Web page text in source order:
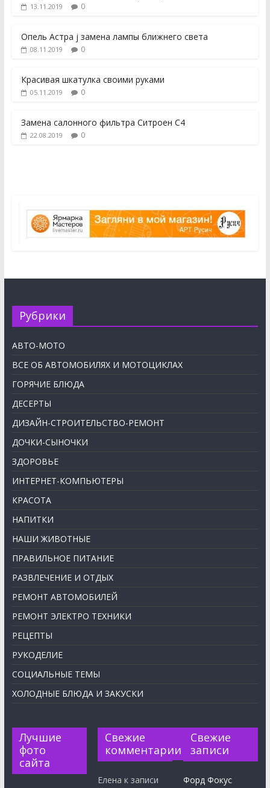
13.11.2019 0
Опель Астра j замена лампы ближнего света
08.11.2019 0
Красивая шкатулка своими руками
05.11.2019 0
Замена салонного фильтра Ситроен С4
22.08.2019 0
Рубрики
АВТО-МОТО
ВСЕ ОБ АВТОМОБИЛЯХ И МОТОЦИКЛАХ
ГОРЯЧИЕ БЛЮДА
ДЕСЕРТЫ
ДИЗАЙН-СТРОИТЕЛЬСТВО-РЕМОНТ
ДОЧКИ-СЫНОЧКИ
ЗДОРОВЬЕ
ИНТЕРНЕТ-КОМПЬЮТЕРЫ
КРАСОТА
НАПИТКИ
НАШИ ЖИВОТНЫЕ
ПРАВИЛЬНОЕ ПИТАНИЕ
РАЗВЛЕЧЕНИЕ И ОТДЫХ
РЕМОНТ АВТОМОБИЛЕЙ
РЕМОНТ ЭЛЕКТРО ТЕХНИКИ
РЕЦЕПТЫ
РУКОДЕЛИЕ
СОЦИАЛЬНЫЕ ТЕМЫ
ХОЛОДНЫЕ БЛЮДА И ЗАКУСКИ
Лучшие
фото
сайта
Свежие
комментарии
Елена к записи
Свежие
записи
Форд Фокус